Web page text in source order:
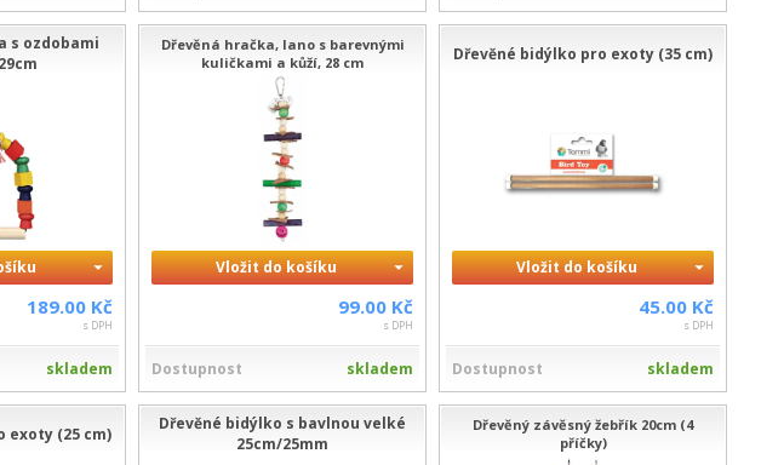
s ozdobami
189.00 Kč
s DPH
skladem
Dřevěná hračka, lano s barevnými
kuličkami a kůží, 28 cm
Vložit do košíku
99.00 Kč
s DPH
Dostupnost skladem
Dřevěné bidýlko pro exoty (35 cm)
Vložit do košíku
45.00 Kč
s DPH
Dostupnost skladem
exoty (25 cm)
Dřevěné bidýlko s bavlnou velké
25cm/25mm
Dřevěný závěsný žebřík 20cm (4
příčky)